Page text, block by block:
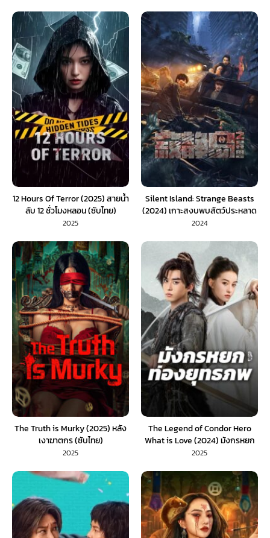
12 Hours Of Terror (2025) สายน้ำ
ลับ 12 ชั่วโมงหลอน (ซับไทย)
2025
Silent Island: Strange Beasts
(2024) เกาะสงบพบสัตว์ประหลาด
(พากย์ไทย)
2024
The Truth is Murky (2025) หลัง
เงาฆาตกร (ซับไทย)
2025
The Legend of Condor Hero
What is Love (2024) มังกรหยก
ท่องยุทธภพ
2025